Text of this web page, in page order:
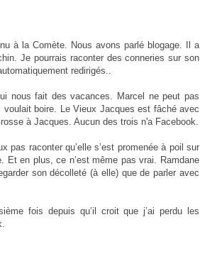
à la Comète. Nous avons parlé blogage. Il a
Je pourrais raconter des conneries sur son
redirigés..
nous fait des vacances. Marcel ne peut pas
boire. Le Vieux Jacques est fâché avec
à Jacques. Aucun des trois n'a Facebook.
pas raconter qu’elle s’est promenée à poil sur
Et en plus, ce n’est même pas vrai. Ramdane
son décolleté (à elle) que de parler avec
fois depuis qu’il croit que j’ai perdu les